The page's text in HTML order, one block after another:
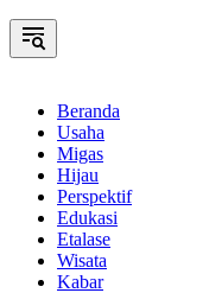
Beranda
Usaha
Migas
Hijau
Perspektif
Edukasi
Etalase
Wisata
Kabar